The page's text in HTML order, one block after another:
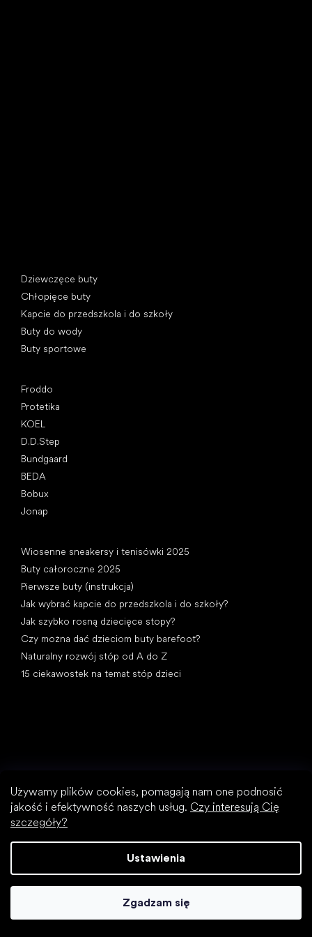
Używamy plików cookies, pomagają nam one podnosić
jakość i efektywność naszych usług. Czy interesują Cię
szczegóły?
Ustawienia
Zgadzam się
Dziewczęce buty
Chłopięce buty
Kapcie do przedszkola i do szkoły
Buty do wody
Buty sportowe
Froddo
Protetika
KOEL
D.D.Step
Bundgaard
BEDA
Bobux
Jonap
Wiosenne sneakersy i tenisówki 2025
Buty całoroczne 2025
Pierwsze buty (instrukcja)
Jak wybrać kapcie do przedszkola i do szkoły?
Jak szybko rosną dziecięce stopy?
Czy można dać dzieciom buty barefoot?
Naturalny rozwój stóp od A do Z
15 ciekawostek na temat stóp dzieci
Wizytowe buty
Buty sportowe
Czarne buty barefoot
Białe sneakersy
Popularne marki
SHAPEN
Camper